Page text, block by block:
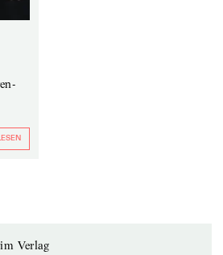
Verlag